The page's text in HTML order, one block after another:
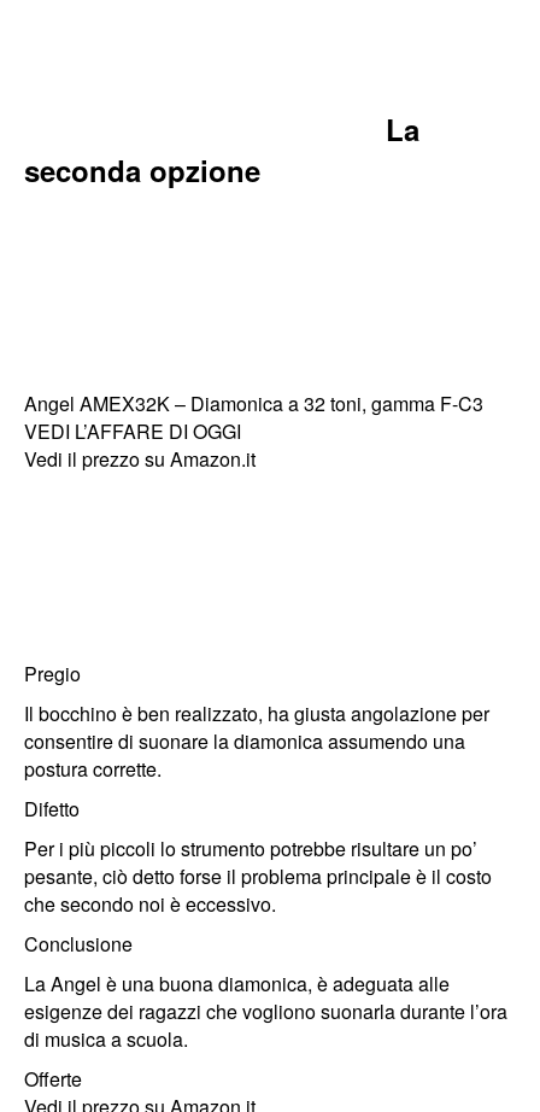
La
seconda opzione
Angel AMEX32K – Diamonica a 32 toni, gamma F-C3
VEDI L’AFFARE DI OGGI
Vedi il prezzo su Amazon.it
Pregio
Il bocchino è ben realizzato, ha giusta angolazione per
consentire di suonare la diamonica assumendo una
postura corrette.
Difetto
Per i più piccoli lo strumento potrebbe risultare un po’
pesante, ciò detto forse il problema principale è il costo
che secondo noi è eccessivo.
Conclusione
La Angel è una buona diamonica, è adeguata alle
esigenze dei ragazzi che vogliono suonarla durante l’ora
di musica a scuola.
Offerte
Vedi il prezzo su Amazon.it